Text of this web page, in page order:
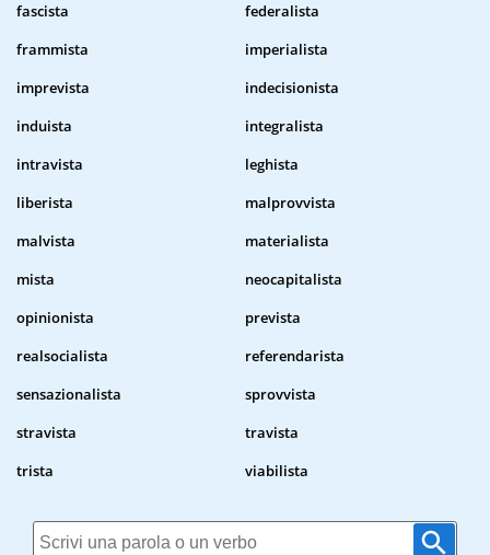
fascista
federalista
frammista
imperialista
imprevista
indecisionista
induista
integralista
intravista
leghista
liberista
malprovvista
malvista
materialista
mista
neocapitalista
opinionista
prevista
realsocialista
referendarista
sensazionalista
sprovvista
stravista
travista
trista
viabilista